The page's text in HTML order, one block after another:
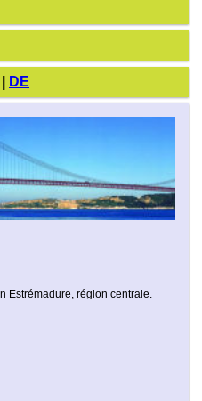
DE
Estrémadure, région centrale.